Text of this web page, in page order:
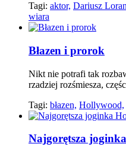
Tagi: aktor, Dariusz
wiara
Błazen i prorok
Nikt nie potrafi tak
rzadziej rozśmiesza,
Tagi: błazen, Hollywood,
Najgorętsza